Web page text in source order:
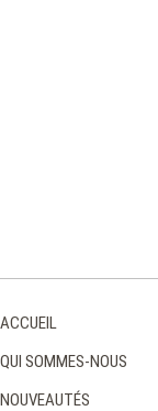
ACCUEIL
QUI SOMMES-NOUS
NOUVEAUTÉS